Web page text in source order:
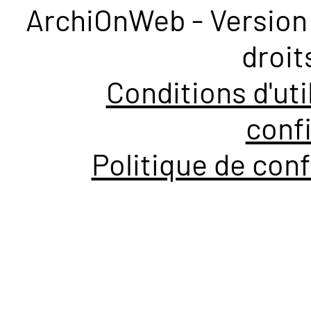
ArchiOnWeb -
Conditions
Politique de